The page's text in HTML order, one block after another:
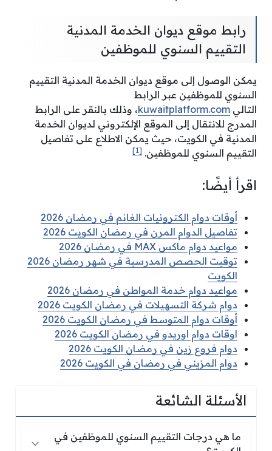
رابط موقع ديوان الخدمة المدنية
التقييم السنوي للموظفين
يمكن الوصول إلى موقع ديوان الخدمة المدنية التقييم
السنوي للموظفين عبر الرابط
التالي kuwaitplatform.com، وذلك بالنقر على الرابط
المدرج للانتقال إلى الموقع الإلكتروني لديوان الخدمة
المدنية في الكويت، حيث يمكن الاطلاع على تفاصيل
التقييم السنوي للموظفين. [1]
اقرأ أيضًا:
أوقات دوام الكترونيات الغانم في رمضان 2026
تفاصيل الدوام المرن في رمضان الكويت 2026
مواعيد دوام ماكس MAX في رمضان 2026
توقيت الحصص المدرسية في شهر رمضان 2026
الكويت
مواعيد دوام خدمة المواطن في رمضان 2026
دوام شركة التسهيلات في رمضان الكويت 2026
أوقات دوام المتوسط في رمضان الكويت 2026
اوقات دوام اوريدو في رمضان الكويت 2026
دوام فروع زين في رمضان الكويت 2026
دوام المزيني في رمضان في الكويت 2026
الأسئلة الشائعة
ما هي درجات التقييم السنوي للموظفين في
ما هي درجات التقييم السنوي للموظفين في